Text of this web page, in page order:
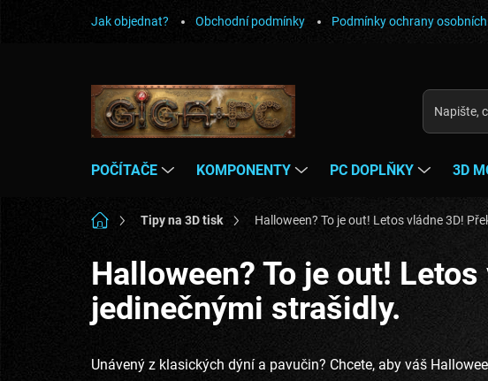
Jak objednat? Obchodní podmínky Podmínky ochrany
POČÍTAČE KOMPONENTY PC DOPLŇKY 3D
Domů Tipy na 3D tisk Halloween? To je out! Letos vládne 3D!
Halloween? To je out!
jedinečnými strašidly.
Unávený z klasických dýní a pavučin? Chcete, aby váš